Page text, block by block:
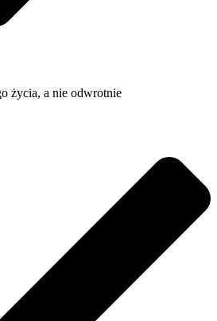
życia, a nie odwrotnie